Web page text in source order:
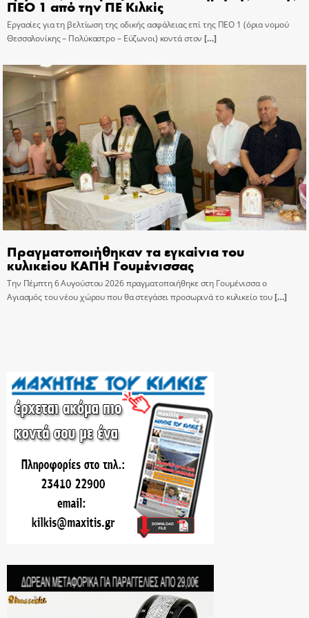
ΠΕΟ 1 από την ΠΕ Κιλκίς
Εργασίες για τη βελτίωση της οδικής ασφάλειας επί της ΠΕΟ 1 (όρια νομού
Θεσσαλονίκης – Πολύκαστρο – Εύζωνοι) κοντά στον […]
Πραγματοποιήθηκαν τα εγκαίνια του
κυλικείου ΚΑΠΗ Γουμένισσας
Την Πέμπτη 6 Αυγούστου 2026 πραγματοποιήθηκε στη Γουμένισσα ο
Αγιασμός του νέου χώρου που θα στεγάσει προσωρινά το κυλικείο του[…]